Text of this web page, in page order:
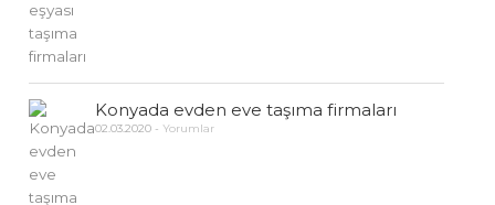
Konyada evden eve taşıma firmaları
02.03.2020 - Yorumlar